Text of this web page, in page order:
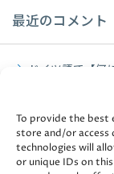
To provide the best
store and/or access
technologies will
or unique IDs on
最近のコメント
ドイツ語で【何
ミュンヘン観光
ミュンヘン観光
438241より